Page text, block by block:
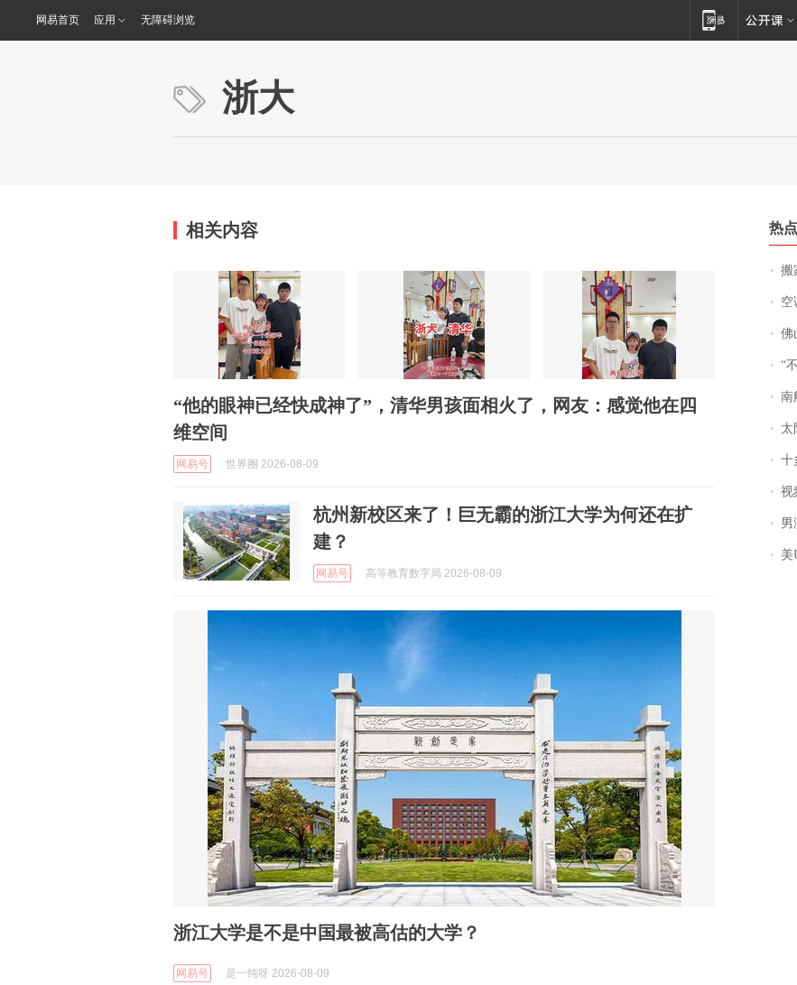
网易首页 应用 无障碍浏览
浙大
相关内容
“他的眼神已经快成神了”，清华男孩面相火了，网友：感觉他在四
维空间
网易号 世界圈 2026-08-09
杭州新校区来了！巨无霸的浙江大学为何还在扩
建？
网易号 高等教育数字局 2026-08-09
浙江大学是不是中国最被高估的大学？
网易号 是一纯呀 2026-08-09
热
搬
空
佛山
“
南航一航
太
十
视
男演
美